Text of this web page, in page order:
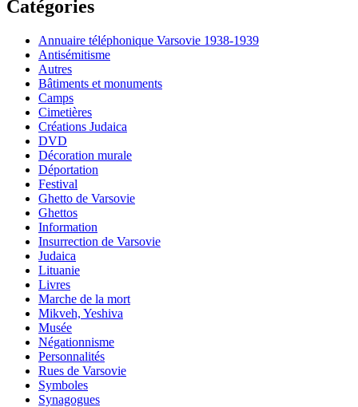
Catégories
Annuaire téléphonique Varsovie 1938-1939
Antisémitisme
Autres
Bâtiments et monuments
Camps
Cimetières
Créations Judaica
DVD
Décoration murale
Déportation
Festival
Ghetto de Varsovie
Ghettos
Information
Insurrection de Varsovie
Judaica
Lituanie
Livres
Marche de la mort
Mikveh, Yeshiva
Musée
Négationnisme
Personnalités
Rues de Varsovie
Symboles
Synagogues